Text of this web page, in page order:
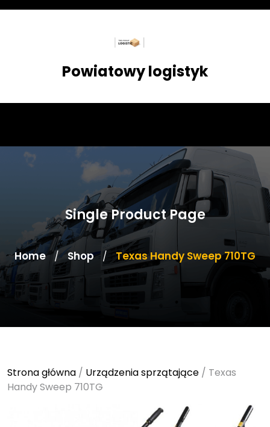
Skip
Powiatowy logistyk
Single Product Page
Home / Shop / Texas Handy Sweep 710TG
Strona główna / Urządzenia sprzątające / Texas
Handy Sweep 710TG